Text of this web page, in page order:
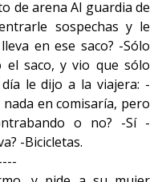
de arena Al guardia de
sospechas y le
en ese saco? -Sólo
el saco, y vio que sólo
le dijo a la viajera: -
en comisaría, pero
o no? -Sí -
-Bicicletas.